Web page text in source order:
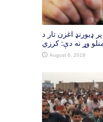
ډیورنډ اغزن تار د
وړ نه دې: کرزي
August 6, 2018